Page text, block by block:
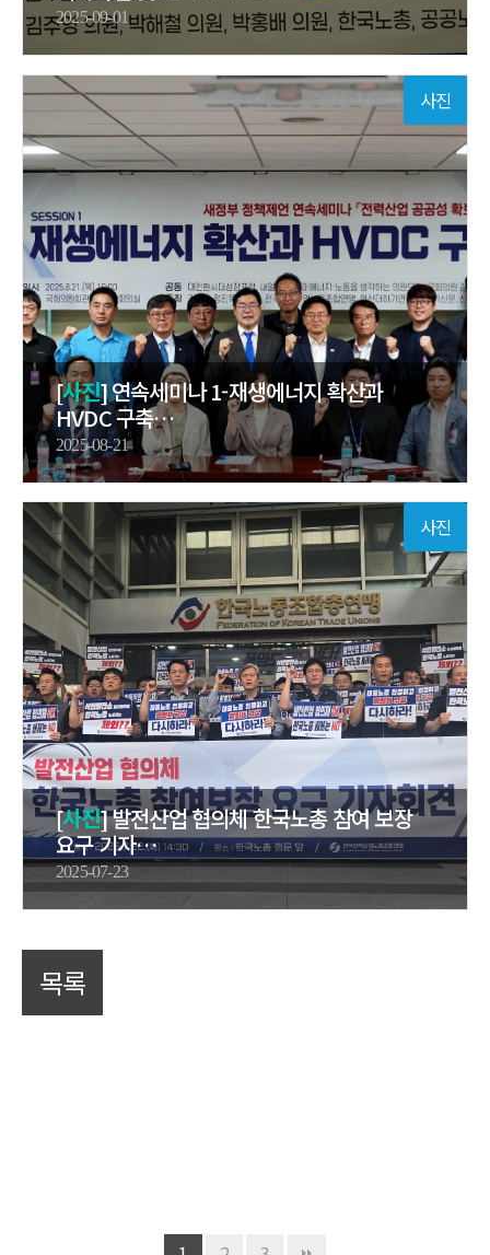
2025-09-01
사진
[사진] 연속세미나 1-재생에너지 확산과
HVDC 구축…
2025-08-21
사진
[사진] 발전산업 협의체 한국노총 참여 보장
요구 기자…
2025-07-23
목록